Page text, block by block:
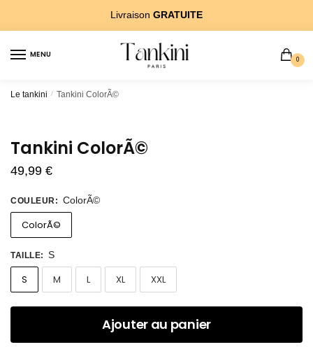
navigation
Livraison GRATUITE
MENU
0
Le tankini / Tankini ColorÃ©
Tankini ColorÃ©
49,99 €
COULEUR: ColorÃ©
ColorÃ©
TAILLE: S
S M L XL XXL
Ajouter au panier